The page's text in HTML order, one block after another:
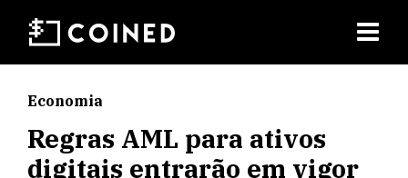
Economia
Regras AML para ativos
digitais entrarão em vigor